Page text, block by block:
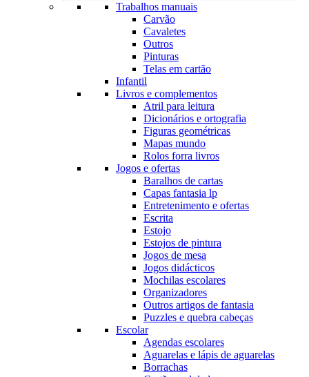
Trabalhos manuais
Carvão
Cavaletes
Outros
Pinturas
Telas em cartão
Infantil
Livros e complementos
Atril para leitura
Dicionários e ortografia
Figuras geométricas
Mapas mundo
Rolos forra livros
Jogos e ofertas
Baralhos de cartas
Capas fantasia lp
Entretenimento e ofertas
Escrita
Estojo
Estojos de pintura
Jogos de mesa
Jogos didácticos
Mochilas escolares
Organizadores
Outros artigos de fantasia
Puzzles e quebra cabeças
Escolar
Agendas escolares
Aguarelas e lápis de aguarelas
Borrachas